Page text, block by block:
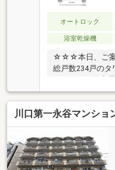
【その他】ハウ
しをお手伝い
オートロック
浴室乾燥機
☆☆☆本日、ご案
総戸数234戸の
設◆スーパーオ
川口第一永谷マンショ